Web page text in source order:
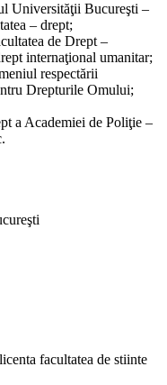
Universităţii Bucureşti –
– drept;
de Drept –
internaţional umanitar;
respectării
Drepturile Omului;
a Academiei de Poliţie –